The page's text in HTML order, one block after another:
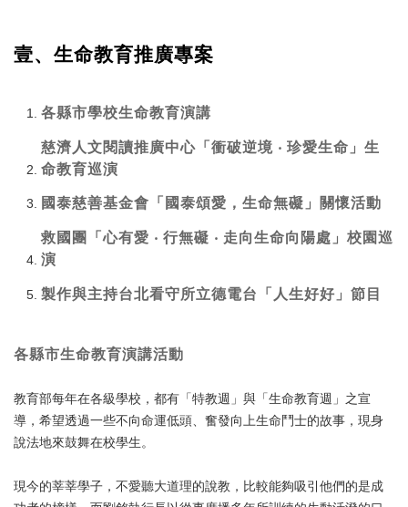
壹、生命教育推廣專案
各縣市學校生命教育演講
慈濟人文閱讀推廣中心「衝破逆境 ‧ 珍愛生命」生
命教育巡演
國泰慈善基金會「國泰頌愛，生命無礙」關懷活動
救國團「心有愛 ‧ 行無礙 ‧ 走向生命向陽處」校園巡
演
製作與主持台北看守所立德電台「人生好好」節目
各縣市生命教育演講活動
教育部每年在各級學校，都有「特教週」與「生命教育週」之宣
導，希望透過一些不向命運低頭、奮發向上生命鬥士的故事，現身
說法地來鼓舞在校學生。
現今的莘莘學子，不愛聽大道理的說教，比較能夠吸引他們的是成